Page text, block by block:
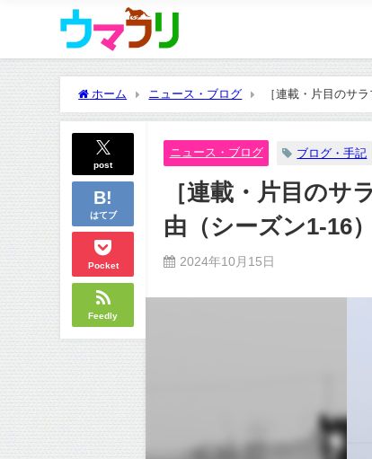
ホーム ニュース・ブログ ［連載・片目のサ
post
はてブ
Pocket
Feedly
ニュース・ブログ ブログ・手記
［連載・片目のサ
由（シーズン1-16）
2024年10月15日